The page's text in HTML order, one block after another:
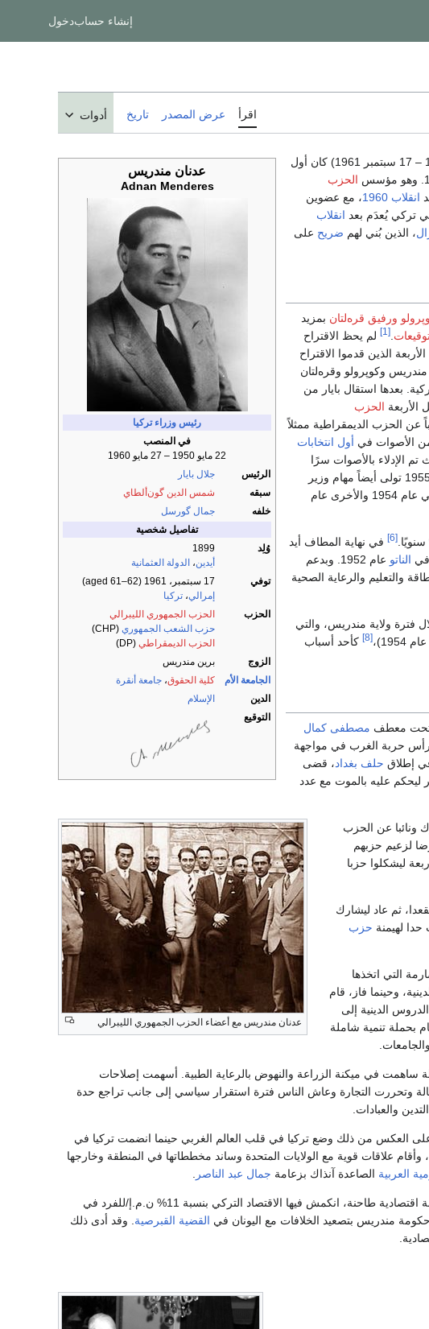
إنشاء حسابدخول
اقرأ عرض المصدر تاريخ أدوات
عدنان مندريس
Adnan Menderes
رئيس وزراء تركيا
في المنصب
22 مايو 1950 – 27 مايو 1960
الرئيس
جلال بايار
سبقه
شمس الدين گون‌ألطاي
خلفه
جمال گورسل
تفاصيل شخصية
وُلِد
1899
أيدين، الدولة العثمانية
توفي
17 سبتمبر، 1961 (aged 61–62)
إمرالي، تركيا
الحزب
الحزب الجمهوري الليبرالي
حزب الشعب الجمهوري (CHP)
الحزب الديمقراطي (DP)
الزوج
برين مندريس
الجامعة الأم
كلية الحقوق، جامعة أنقرة
الدين
الإسلام
التوقيع
الحزب
انقلاب 1960
، مع عضوين
تركي يُعدَم بعد انقلاب
، الذين بُني لهم ضريح على
ورفيق قره‌لتان بمزيد
.
[1]
لم يحظ الاقتراح
الذين قدموا الاقتراح
وكوپرولو وقره‌لتان
بعدها استقال بايار من
الحزب
عن الحزب الديمقراطية ممثلاً
أول انتخابات
التركي التي عُقدت 14 مايو 1950 (حيث تم الإدلاء بالأصوات سرًا
، وفي عام 1955 تولى أيضاً مهام وزير
الخارجية. وفاز لاحقًا في انتخابات حرة أخرى، واحدة في عام 1954 والأخرى عام
[6]
في نهاية المطاف أيد
في الناتو
عام 1952. وبدعم
والتعليم والرعاية الصحية
فترة ولاية مندريس، والتي
[8]
كأحد أسباب
تحت معطف مصطفى كمال
رأس حربة الغرب في مواجهة
إطلاق حلف بغداد، قضى
ليحكم عليه بالموت مع عدد
عدنان مندريس مع أعضاء الحزب الجمهوري الليبرالي
ونائبا عن الحزب
لزعيم حزبهم
ليشكلوا حزبا
لم يحصل إلا على 62 مقعدا، ثم عاد ليشارك
حزب
التي اتخذها
وحينما فاز، قام
1950، وأدخل الدروس الدينية إلى
بحملة تنمية شاملة
ساهمت في ميكنة الزراعة والنهوض بالرعاية الطبية. أسهمت إصلاحات
وتحررت التجارة وعاش الناس فترة استقرار سياسي إلى جانب تراجع حدة
والعبادات.
العكس من ذلك وضع تركيا في قلب العالم الغربي حينما انضمت تركيا في
علاقات قوية مع الولايات المتحدة وساند مخططاتها في المنطقة وخارجها
العربية الصاعدة آنذاك بزعامة جمال عبد الناصر
إلا أنه مع انتهاء خطة مارشال في تركيا في منتصف الخمسينيات، سقطت البلاد في أزمة اقتصادية طاحنة، انكمش فيها الاقتصاد التركي بنسبة 11% ن.م.إ/للفرد في
مندريس بتصعيد الخلافات مع اليونان في القضية القبرصية . وقد أدى ذلك